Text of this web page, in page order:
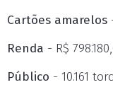
Cartões amarelos
Renda - R$
Público - 10.161